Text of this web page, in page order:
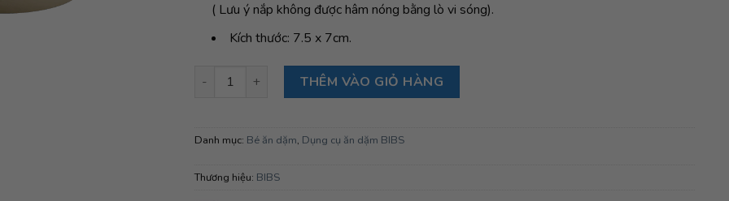
( Lưu ý nắp không được hâm nóng bằng lò vi sóng).
Kích thước: 7.5 x 7cm.
Bộ 2 cốc BIBS Cup Set, Vanilla số lượng
THÊM VÀO GIỎ HÀNG
Danh mục: Bé ăn dặm, Dụng cụ ăn dặm BIBS
Thương hiệu: BIBS